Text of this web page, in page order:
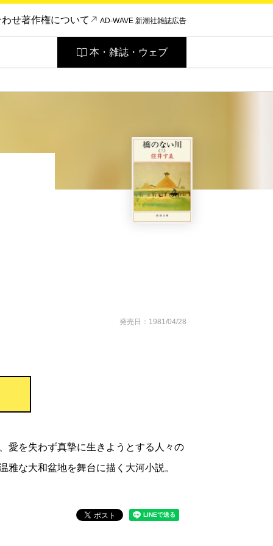
わせ著作権について AD-WAVE 新潮社雑誌広告
本・雑誌・ウェブ
発売日：1981/04/28
愛を失わず真摯に生きようとする人々の
雅な大和盆地を舞台に描く大河小説。